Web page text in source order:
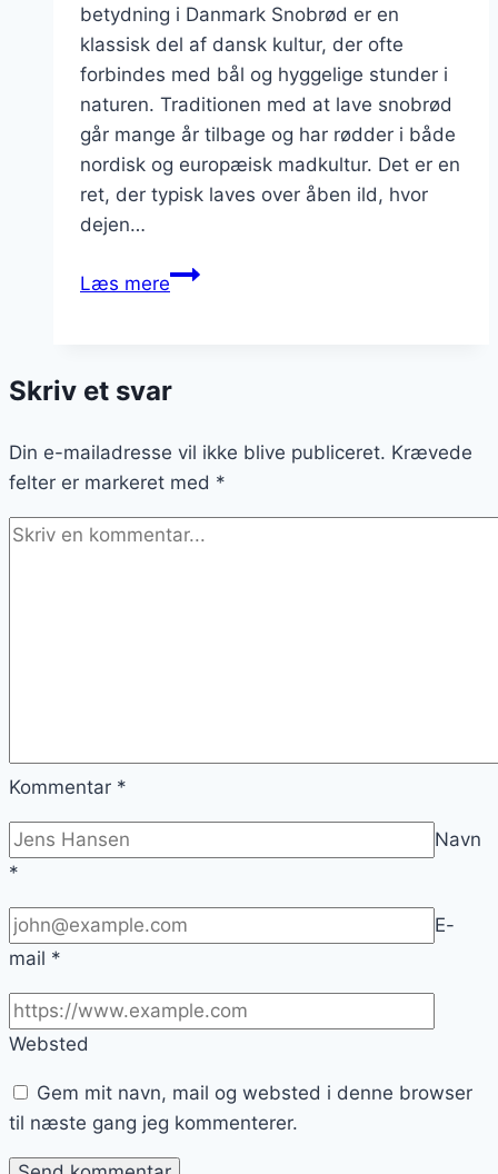
betydning i Danmark Snobrød er en
klassisk del af dansk kultur, der ofte
forbindes med bål og hyggelige stunder i
naturen. Traditionen med at lave snobrød
går mange år tilbage og har rødder i både
nordisk og europæisk madkultur. Det er en
ret, der typisk laves over åben ild, hvor
dejen…
Læs mereSnobrødsdej
ekstra
Skriv et svar
Din e-mailadresse vil ikke blive publiceret. Krævede
felter er markeret med *
Kommentar *
Navn
*
E-
mail *
Websted
Gem mit navn, mail og websted i denne browser
til næste gang jeg kommenterer.